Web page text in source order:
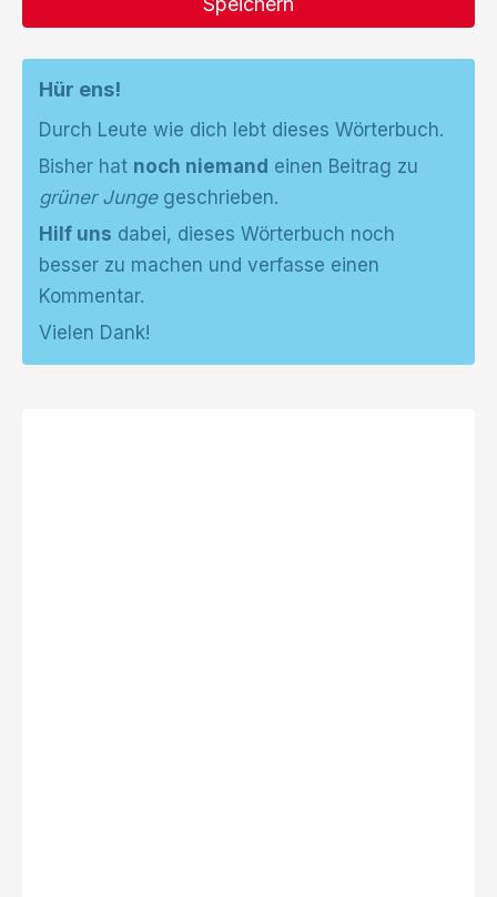
Hür ens!
Durch Leute wie dich lebt dieses Wörterbuch.
Bisher hat noch niemand einen Beitrag zu
grüner Jungegeschrieben.
Hilf uns dabei, dieses Wörterbuch noch
besser zu machen und verfasse einen
Kommentar.
Vielen Dank!